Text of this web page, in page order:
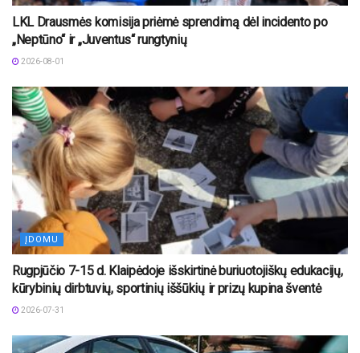
LKL Drausmės komisija priėmė sprendimą dėl incidento po
„Neptūno“ ir „Juventus“ rungtynių
2026-08-01
ĮDOMU
Rugpjūčio 7-15 d. Klaipėdoje išskirtinė buriuotojiškų edukacijų,
kūrybinių dirbtuvių, sportinių iššūkių ir prizų kupina šventė
2026-07-31